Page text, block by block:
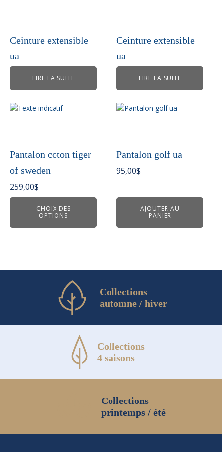
Ceinture extensible
ua
LIRE LA SUITE
Ceinture extensible
ua
LIRE LA SUITE
Pantalon coton tiger
of sweden
259,00$
CHOIX DES
OPTIONS
Ce
variations.
options
peuvent
être
la
Pantalon golf ua
95,00$
AJOUTER AU
PANIER
Collections
automne / hiver
Collections
4 saisons
Collections
printemps / été